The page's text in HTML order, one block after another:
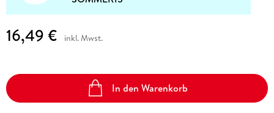
16,49 € inkl. Mwst.
In den Warenkorb